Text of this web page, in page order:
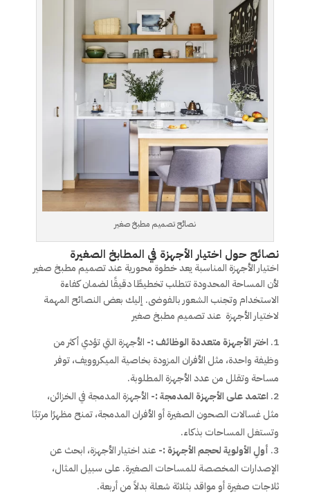
نصائح تصميم مطبخ صغير
نصائح حول اختيار الأجهزة في المطابخ الصغيرة
اختيار الأجهزة المناسبة يعد خطوة محورية عند تصميم مطبخ صغير
لأن المساحة المحدودة تتطلب تخطيطًا دقيقًا لضمان كفاءة
الاستخدام وتجنب الشعور بالفوضى. إليك بعض النصائح المهمة
لاختيار الأجهزة عند تصميم مطبخ صغير
اختر الأجهزة متعددة الوظائف :- الأجهزة التي تؤدي أكثر من
وظيفة واحدة، مثل الأفران المزودة بخاصية الميكروويف، توفر
مساحة وتقلل من عدد الأجهزة المطلوبة.
اعتمد على الأجهزة المدمجة :- الأجهزة المدمجة في الخزائن،
مثل غسالات الصحون الصغيرة أو الأفران المدمجة، تمنح مظهرًا مرتبًا
وتستغل المساحات بذكاء.
أولِ الأولوية لحجم الأجهزة :- عند اختيار الأجهزة، ابحث عن
الإصدارات المخصصة للمساحات الصغيرة. على سبيل المثال،
ثلاجات صغيرة أو مواقد بثلاثة شعلة بدلاً من أربعة.